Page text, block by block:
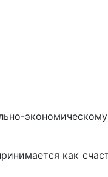
как